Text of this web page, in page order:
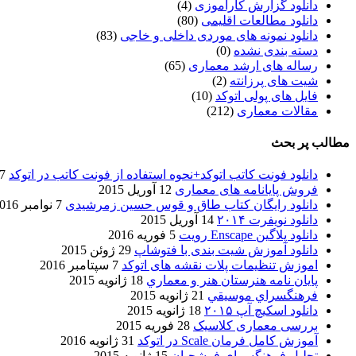
دانلود گزارش کارآموزی (4)
دانلود مطالعات اقلیمی (80)
دانلود نمونه های موردی داخلی و خاجی (83)
دسته بندی نشده (0)
رساله های ارشد معماری (65)
شیت های پرزانته (2)
فایل های پولی اتوکد (10)
مقالات معماری (212)
مطالب پر بحث
دانلود فونت کاتب اتوکد+نحوه استفاده از فونت کاتب در اتوکد 7 آگوست 2017
فروش پایانامه های معماری 12 آوریل 2015
دانلود رایگان کتاب طاق و قوس حسین زمرشیدی 7 نوامبر 2016
دانلود نویفرت ۲۰۱۴
14 آوریل 2015
دانلود پلاگین Enscape رویت
5 فوریه 2016
دانلود آموزش شیت بندی با فتوشاپ 29 ژوئن 2015
اموزش تنظیمات پلات نقشه های اتوکد 7 سپتامبر 2016
پایان نامه هنرستان هنر و معماري 18 ژانویه 2015
فرهنگسراي موسيقي 21 ژانویه 2015
دانلود اسکیچ آپ ۲۰۱۵
18 ژانویه 2015
بررسی معماری کلاسیک 28 فوریه 2015
آموزش کامل فرمان Scale در اتوکد
31 ژانویه 2016